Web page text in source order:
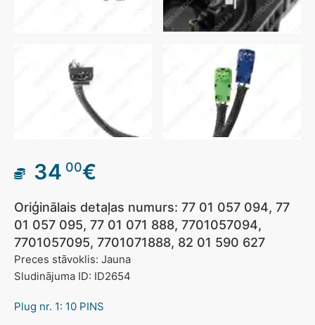
34 00€
Oriģinālais detaļas numurs: 77 01 057 094, 77
01 057 095, 77 01 071 888, 7701057094,
7701057095, 7701071888, 82 01 590 627
Preces stāvoklis: Jauna
Sludinājuma ID: ID2654
Plug nr. 1: 10 PINS